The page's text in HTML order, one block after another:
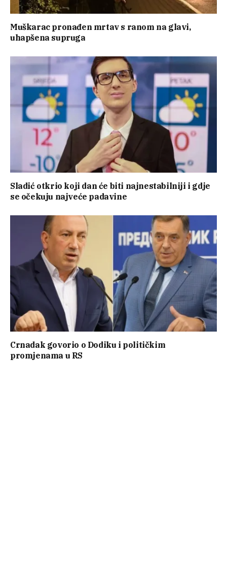
Muškarac pronađen mrtav s ranom na glavi,
uhapšena supruga
Sladić otkrio koji dan će biti najnestabilniji i gdje
se očekuju najveće padavine
Crnadak govorio o Dodiku i političkim
promjenama u RS